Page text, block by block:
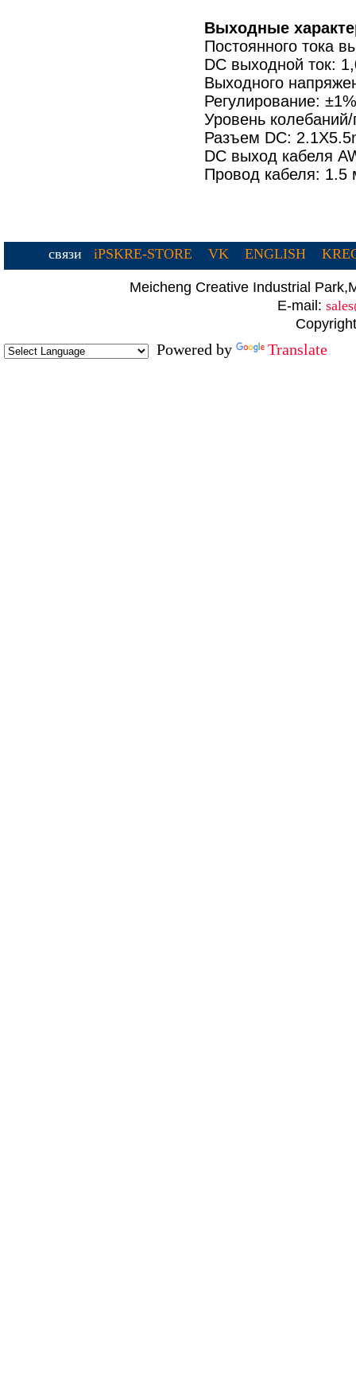
Выходные
Постоянного тока
DC выходной ток:
Выходного
Регулирование:
Уровень
Разъем DC:
DC выход кабеля
Провод кабеля: 1.5
связи iPSKRE-STORE VK ENGLISH
Meicheng Creative Industrial
E-mail:
Powered by Translate